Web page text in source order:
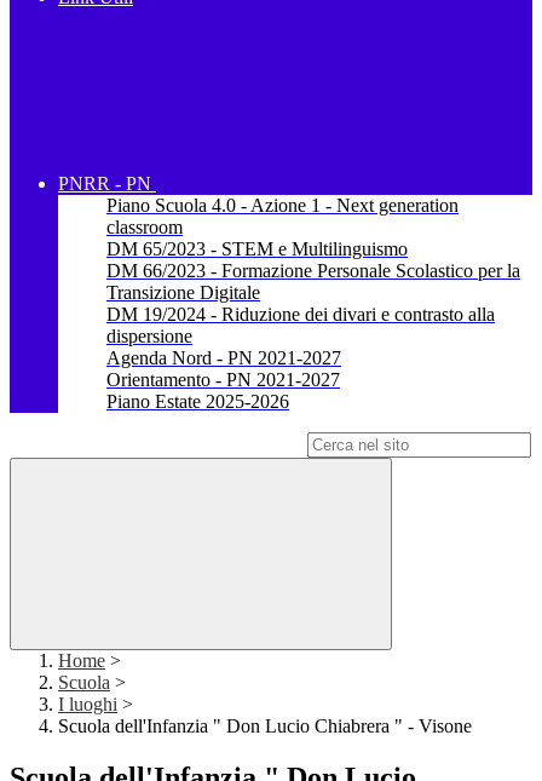
PNRR - PN
Piano Scuola 4.0 - Azione 1 - Next generation
classroom
DM 65/2023 - STEM e Multilinguismo
DM 66/2023 - Formazione Personale Scolastico per la
Transizione Digitale
DM 19/2024 - Riduzione dei divari e contrasto alla
dispersione
Agenda Nord - PN 2021-2027
Orientamento - PN 2021-2027
Piano Estate 2025-2026
Home >
Scuola >
I luoghi >
Scuola dell'Infanzia " Don Lucio Chiabrera " - Visone